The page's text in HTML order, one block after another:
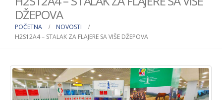
DŽEPOVA
POČETNA
NOVOSTI
H2S12A4 – STALAK ZA FLAJERE SA VIŠE DŽEPOVA